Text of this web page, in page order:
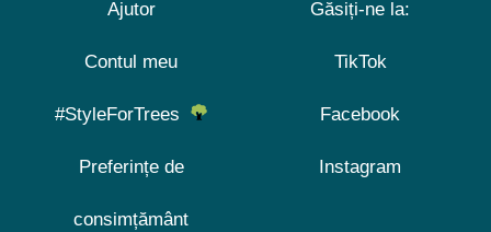
Ajutor
Contul meu
#StyleForTrees
Preferințe de
consimțământ
Găsiți-ne la:
TikTok
Facebook
Instagram